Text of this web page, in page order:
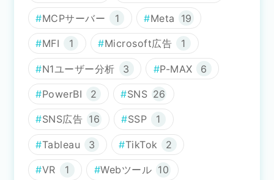
MCPサーバー 1 Meta 19
MFI 1 Microsoft広告 1
N1ユーザー分析 3 P-MAX 6
PowerBI 2 SNS 26
SNS広告 16 SSP 1
Tableau 3 TikTok 2
VR 1 Webツール 10